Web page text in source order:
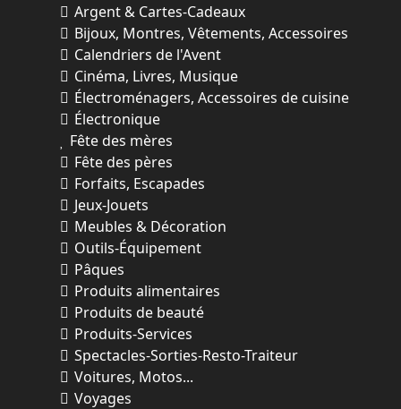
Argent & Cartes-Cadeaux
Bijoux, Montres, Vêtements, Accessoires
Calendriers de l'Avent
Cinéma, Livres, Musique
Électroménagers, Accessoires de cuisine
Électronique
Fête des mères
Fête des pères
Forfaits, Escapades
Jeux-Jouets
Meubles & Décoration
Outils-Équipement
Pâques
Produits alimentaires
Produits de beauté
Produits-Services
Spectacles-Sorties-Resto-Traiteur
Voitures, Motos...
Voyages